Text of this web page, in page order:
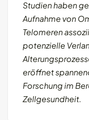
Studien haben
Aufnahme von
Telomeren
potenzielle
eröffnet
Forschung im
Zellgesundheit.